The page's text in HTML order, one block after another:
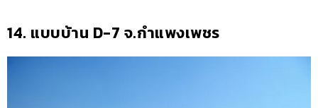
14. แบบบ้าน D-7 จ.กำแพงเพชร